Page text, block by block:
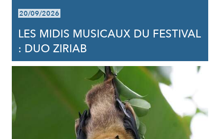
20/09/2026
LES MIDIS MUSICAUX DU FESTIVAL
: DUO ZIRIAB